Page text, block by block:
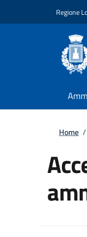
Regione
Home /